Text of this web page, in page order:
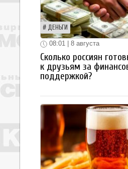
ДЕНЬГИ
08:01 | 8 августа
Сколько россиян
к друзьям за
поддержкой?